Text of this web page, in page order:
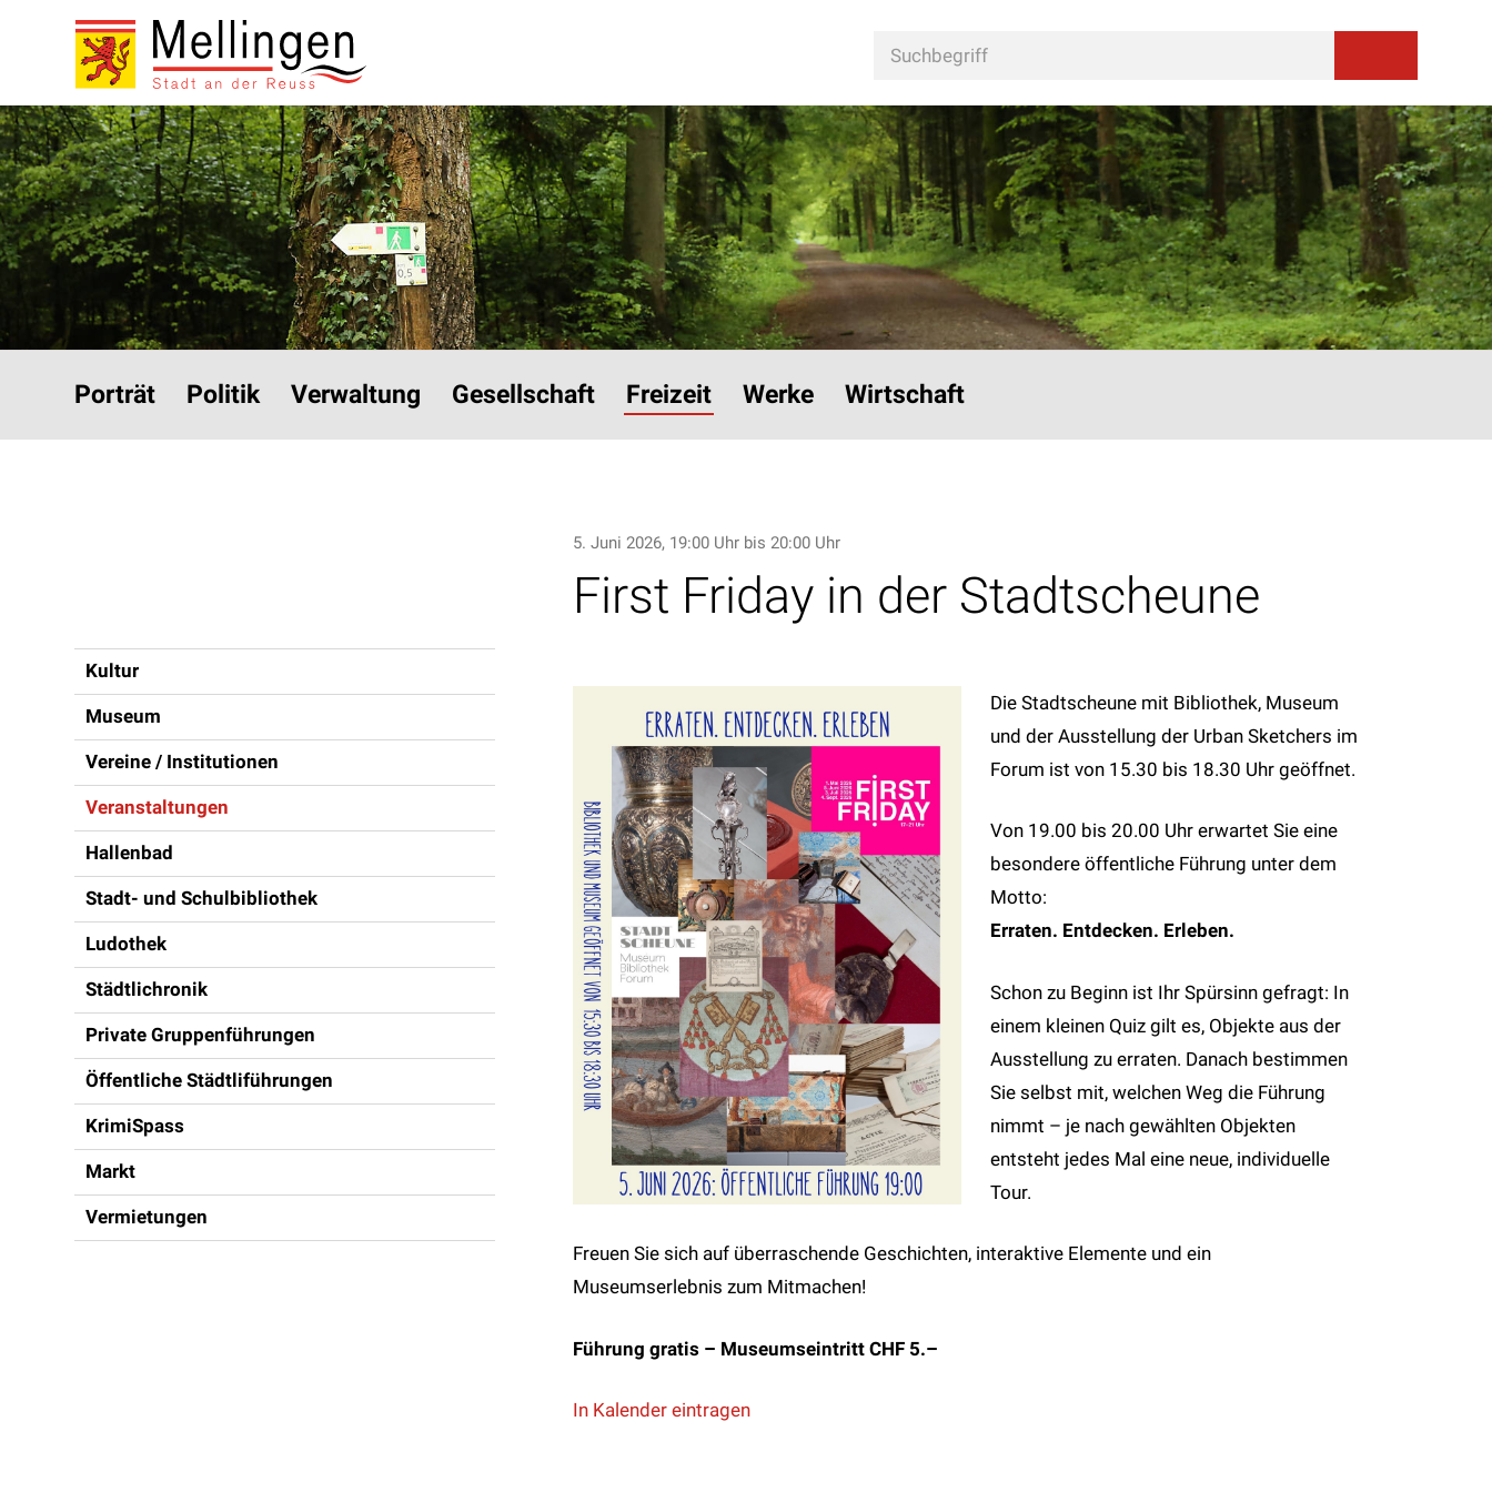
Navigieren in Mellingen
Schnellnavigation
Suchbegriff
Porträt
Politik Verwaltung Gesellschaft Freizeit Werke Wirtschaft
Inhaltsnavigation
Kultur
Museum
Vereine / Institutionen
Veranstaltungen
Hallenbad
Stadt- und Schulbibliothek
Ludothek
Städtlichronik
Private Gruppenführungen
Öffentliche Städtliführungen
KrimiSpass
Markt
Vermietungen
First Friday in der Stadtscheune
5. Juni 2026, 19:00 Uhr bis 20:00 Uhr
Die Stadtscheune mit Bibliothek, Museum
und der Ausstellung der Urban Sketchers im
Forum ist von 15.30 bis 18.30 Uhr geöffnet.
Von 19.00 bis 20.00 Uhr erwartet Sie eine
besondere öffentliche Führung unter dem
Motto:
Erraten. Entdecken. Erleben.
Schon zu Beginn ist Ihr Spürsinn gefragt: In
einem kleinen Quiz gilt es, Objekte aus der
Ausstellung zu erraten. Danach bestimmen
Sie selbst mit, welchen Weg die Führung
nimmt – je nach gewählten Objekten
entsteht jedes Mal eine neue, individuelle
Tour.
Freuen Sie sich auf überraschende Geschichten, interaktive Elemente und ein
Museumserlebnis zum Mitmachen!
Führung gratis – Museumseintritt CHF 5.–
In Kalender eintragen